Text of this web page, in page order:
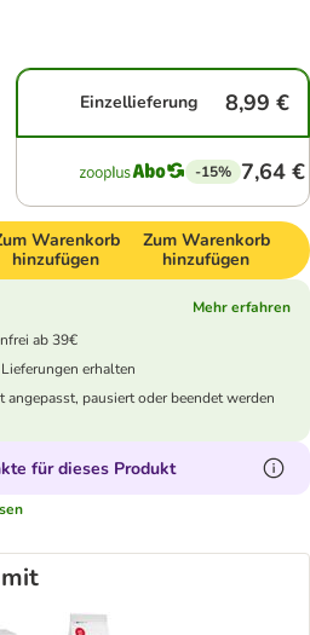
Einzellieferung 8,99 €
-15% 7,64 €
Warenkorb
hinzufügen
Zum Warenkorb
hinzufügen
Mehr erfahren
ab 39€
erhalten
angepasst, pausiert oder beendet werden
für dieses Produkt